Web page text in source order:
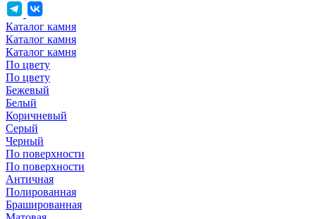
Каталог камня
Каталог камня
Каталог камня
По цвету
По цвету
Бежевый
Белый
Коричневый
Серый
Черный
По поверхности
По поверхности
Античная
Полированная
Брашированная